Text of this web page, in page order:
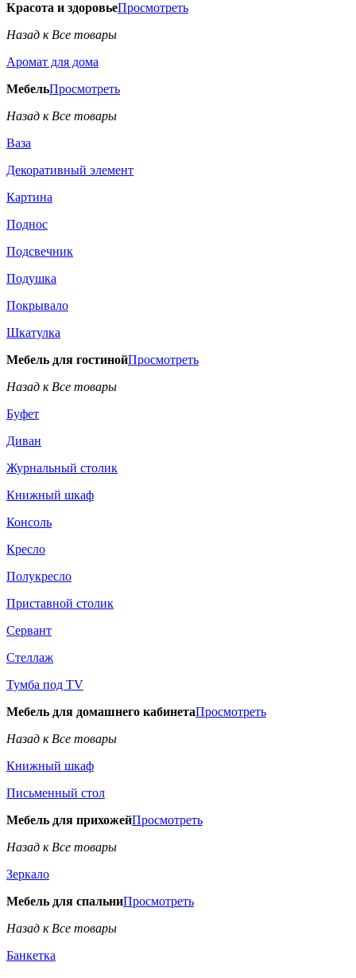
Красота и здоровьеПросмотреть
Назад к Все товары
Аромат для дома
МебельПросмотреть
Назад к Все товары
Ваза
Декоративный элемент
Картина
Поднос
Подсвечник
Подушка
Покрывало
Шкатулка
Мебель для гостинойПросмотреть
Назад к Все товары
Буфет
Диван
Журнальный столик
Книжный шкаф
Консоль
Кресло
Полукресло
Приставной столик
Сервант
Стеллаж
Тумба под TV
Мебель для домашнего кабинетаПросмотреть
Назад к Все товары
Книжный шкаф
Письменный стол
Мебель для прихожейПросмотреть
Назад к Все товары
Зеркало
Мебель для спальниПросмотреть
Назад к Все товары
Банкетка